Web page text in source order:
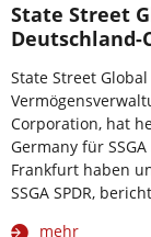
State Street
Deutschland-
State Street
Corporation, hat
Germany für
Frankfurt haben
SSGA SPDR,
mehr